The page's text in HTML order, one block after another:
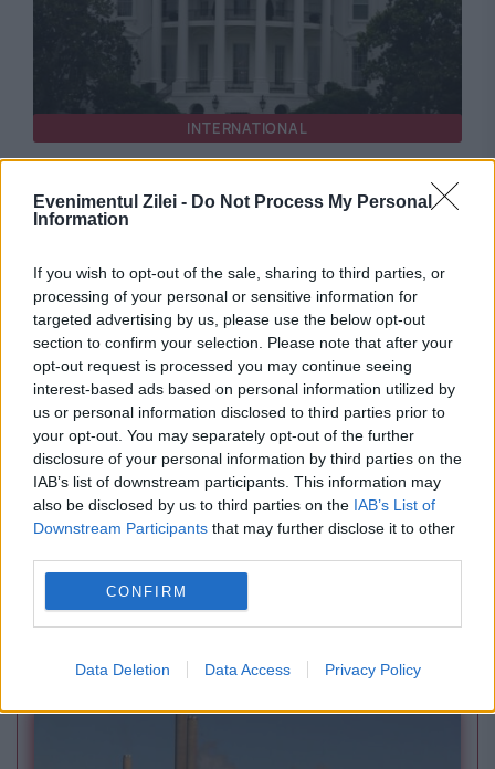
Evenimentul Zilei - Do Not Process My Personal
Information
If you wish to opt-out of the sale, sharing to third parties, or
processing of your personal or sensitive information for
targeted advertising by us, please use the below opt-out
section to confirm your selection. Please note that after your
opt-out request is processed you may continue seeing
interest-based ads based on personal information utilized by
us or personal information disclosed to third parties prior to
your opt-out. You may separately opt-out of the further
disclosure of your personal information by third parties on the
IAB’s list of downstream participants. This information may
also be disclosed by us to third parties on the IAB’s List of
Downstream Participants that may further disclose it to other
CONFIRM
Data Deletion Data Access Privacy Policy
INTERNATIONAL
uriașei săli de bal de la Casa Albă a fost
INTERNATIONAL
Gaza, laboratorul noii strategii americane.
Cum a înlocuit Washingtonul marile intervenții